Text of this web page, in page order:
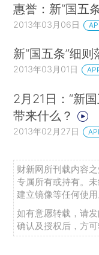
惠誉：新“国五
2013年03月06日
新“国五条”细
2013年03月01日
2月21日：“新
带来什么？
2013年02月27日
财新网所刊载内容
专属所有或持有。
建立镜像等任何使用
如有意愿转载，请
确认及授权后，方可